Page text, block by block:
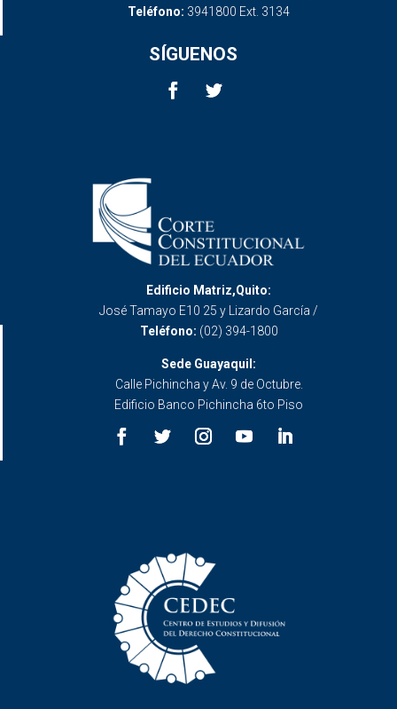
Teléfono: 3941800 Ext. 3134
SÍGUENOS
Edificio Matriz,Quito:
José Tamayo E10 25 y Lizardo García /
Teléfono: (02) 394-1800
Sede Guayaquil:
Calle Pichincha y Av. 9 de Octubre.
Edificio Banco Pichincha 6to Piso